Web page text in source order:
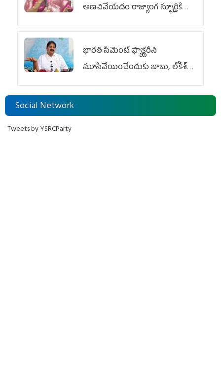
అణచివేయడం రాజ్యాంగ స్ఫూర్తికి
విరుద్ధం
భారతి సిమెంట్ ఫ్యాక్టరీని
మూసివేయించేందుకు బాబు, లోకేశ్
కుట్ర
Social Network
Tweets by YSRCParty